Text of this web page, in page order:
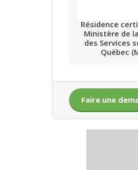
Résidence
Ministère de
des Services
Québec
Faire une